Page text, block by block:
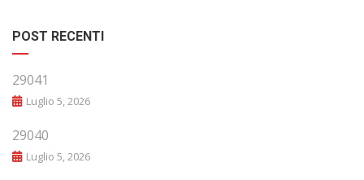
POST RECENTI
29041
Luglio 5, 2026
29040
Luglio 5, 2026